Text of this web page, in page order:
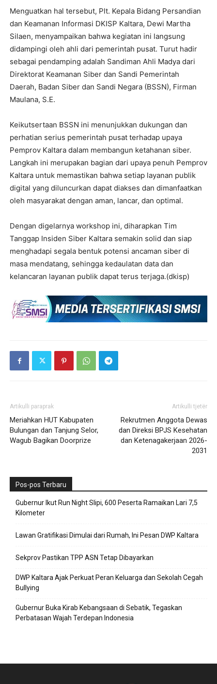
Menguatkan hal tersebut, Plt. Kepala Bidang Persandian
dan Keamanan Informasi DKISP Kaltara, Dewi Martha
Silaen, menyampaikan bahwa kegiatan ini langsung
didampingi oleh ahli dari pemerintah pusat. Turut hadir
sebagai pendamping adalah Sandiman Ahli Madya dari
Direktorat Keamanan Siber dan Sandi Pemerintah
Daerah, Badan Siber dan Sandi Negara (BSSN), Firman
Maulana, S.E.
Keikutsertaan BSSN ini menunjukkan dukungan dan
perhatian serius pemerintah pusat terhadap upaya
Pemprov Kaltara dalam membangun ketahanan siber.
Langkah ini merupakan bagian dari upaya penuh Pemprov
Kaltara untuk memastikan bahwa setiap layanan publik
digital yang diluncurkan dapat diakses dan dimanfaatkan
oleh masyarakat dengan aman, lancar, dan optimal.
Dengan digelarnya workshop ini, diharapkan Tim
Tanggap Insiden Siber Kaltara semakin solid dan siap
menghadapi segala bentuk potensi ancaman siber di
masa mendatang, sehingga kedaulatan data dan
kelancaran layanan publik dapat terus terjaga.(dkisp)
Artikulli paraprak
Meriahkan HUT Kabupaten
Bulungan dan Tanjung Selor,
Wagub Bagikan Doorprize
Artikulli tjetër
Rekrutmen Anggota Dewas
dan Direksi BPJS Kesehatan
dan Ketenagakerjaan 2026-
2031
Pos-pos Terbaru
Gubernur Ikut Run Night Slipi, 600 Peserta Ramaikan Lari 7,5
Kilometer
Lawan Gratifikasi Dimulai dari Rumah, Ini Pesan DWP Kaltara
Sekprov Pastikan TPP ASN Tetap Dibayarkan
DWP Kaltara Ajak Perkuat Peran Keluarga dan Sekolah Cegah
Bullying
Gubernur Buka Kirab Kebangsaan di Sebatik, Tegaskan
Perbatasan Wajah Terdepan Indonesia